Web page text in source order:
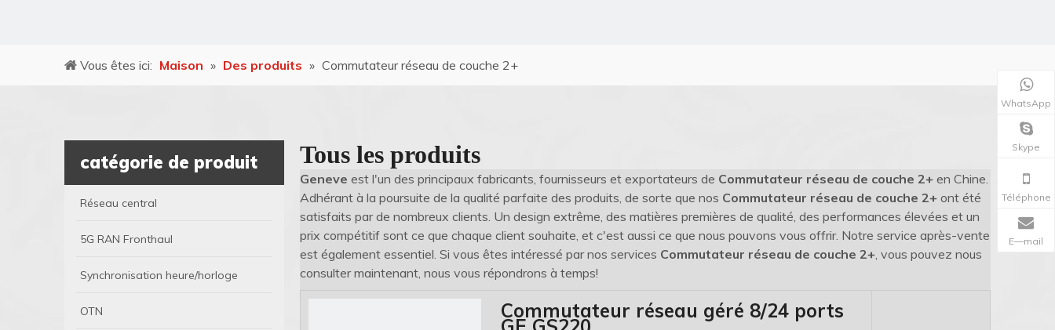
Vous êtes ici: Maison » Des produits » Commutateur réseau de couche 2+
catégorie de produit
Réseau central
5G RAN Fronthaul
Synchronisation heure/horloge
OTN
Tous les produits
Geneve est l'un des principaux fabricants, fournisseurs et exportateurs de Commutateur réseau de couche 2+ en Chine.
Adhérant à la poursuite de la qualité parfaite des produits, de sorte que nos Commutateur réseau de couche 2+ ont été
satisfaits par de nombreux clients. Un design extrême, des matières premières de qualité, des performances élevées et un
prix compétitif sont ce que chaque client souhaite, et c'est aussi ce que nous pouvons vous offrir. Notre service après-vente
est également essentiel. Si vous êtes intéressé par nos services Commutateur réseau de couche 2+, vous pouvez nous
consulter maintenant, nous vous répondrons à temps!
Commutateur réseau géré 8/24 ports
WhatsApp
Skype
Téléphone
E—mail